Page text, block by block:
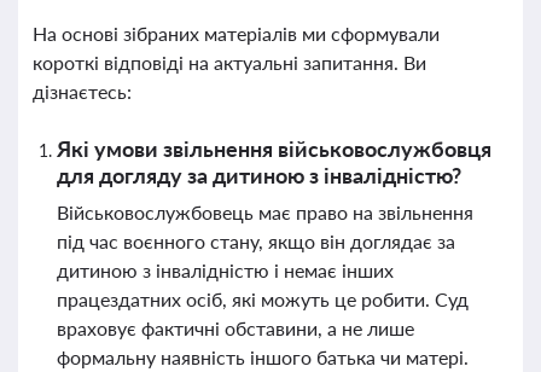
На основі зібраних матеріалів ми сформували
короткі відповіді на актуальні запитання. Ви
дізнаєтесь:
Які умови звільнення військовослужбовця
для догляду за дитиною з інвалідністю?
Військовослужбовець має право на звільнення
під час воєнного стану, якщо він доглядає за
дитиною з інвалідністю і немає інших
працездатних осіб, які можуть це робити. Суд
враховує фактичні обставини, а не лише
формальну наявність іншого батька чи матері.